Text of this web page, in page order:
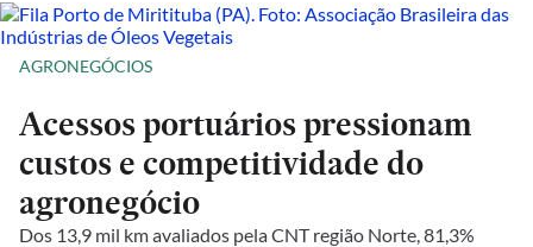
AGRONEGÓCIOS
Acessos portuários pressionam
custos e competitividade do
agronegócio
Dos 13,9 mil km avaliados pela CNT região Norte, 81,3%